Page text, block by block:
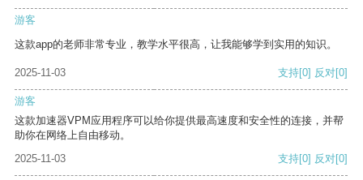
游客
这款app的老师非常专业，教学水平很高，让我能够学到实用的知识。
2025-11-03 支持[0] 反对[0]
游客
这款加速器VPM应用程序可以给你提供最高速度和安全性的连接，并帮
助你在网络上自由移动。
2025-11-03
支持[0] 反对[0]